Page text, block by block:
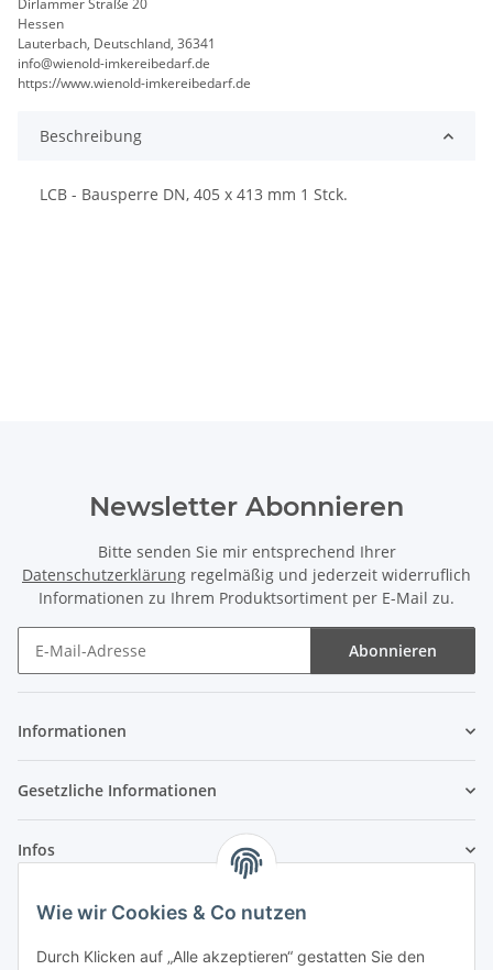
Wie wir Cookies & Co nutzen
Durch Klicken auf „Alle akzeptieren“ gestatten Sie den
Dirlammer Straße 20
Hessen
Lauterbach, Deutschland, 36341
info@wienold-imkereibedarf.de
https://www.wienold-imkereibedarf.de
Beschreibung
LCB - Bausperre DN, 405 x 413 mm 1 Stck.
Newsletter Abonnieren
Bitte senden Sie mir entsprechend Ihrer
Datenschutzerklärung regelmäßig und jederzeit widerruflich
Informationen zu Ihrem Produktsortiment per E-Mail zu.
Abonnieren
Informationen
Gesetzliche Informationen
Infos
Laden - Öffnungszeiten: